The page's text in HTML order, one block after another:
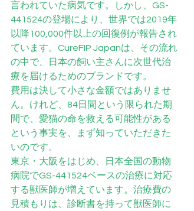
言われていた病気です。しかし、GS-
441524の登場により、世界では2019年
以降100,000件以上の回復例が報告され
ています。CureFIP Japanは、その流れ
の中で、日本の飼い主さんに次世代治
療を届けるためのブランドです。
費用は決して小さな金額ではありませ
ん。けれど、84日間という限られた期
間で、愛猫の命を救える可能性がある
という事実を、まず知っていただきた
いのです。
東京・大阪をはじめ、日本全国の動物
病院でGS-441524ベースの治療に対応
する獣医師が増えています。治療費の
見積もりは、診断書を持って獣医師に